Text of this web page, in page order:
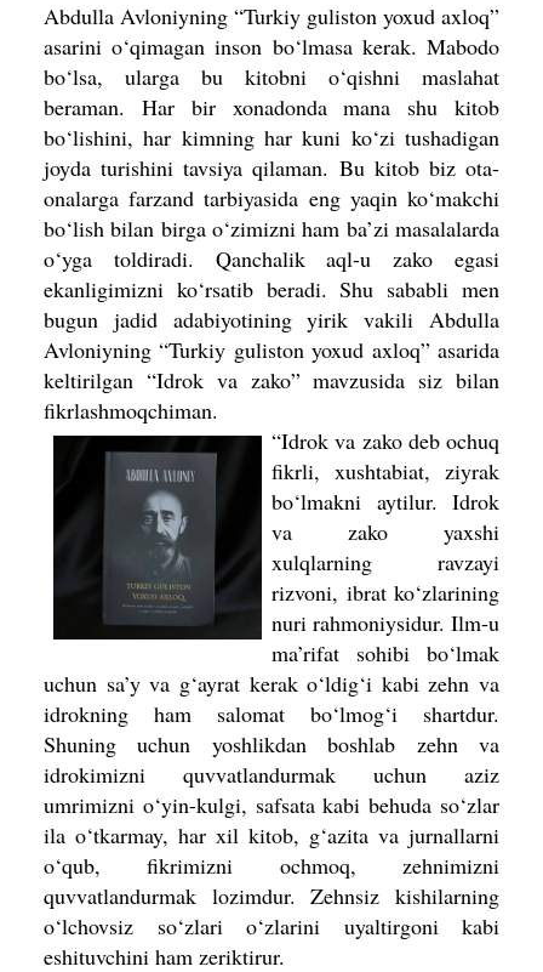
Abdulla Avloniyning “Turkiy guliston yoxud axloq”
asarini o‘qimagan inson bo‘lmasa kerak. Mabodo
bo‘lsa, ularga bu kitobni o‘qishni maslahat
beraman. Har bir xonadonda mana shu kitob
bo‘lishini, har kimning har kuni ko‘zi tushadigan
joyda turishini tavsiya qilaman. Bu kitob biz ota-
onalarga farzand tarbiyasida eng yaqin ko‘makchi
bo‘lish bilan birga o‘zimizni ham ba’zi masalalarda
o‘yga toldiradi. Qanchalik aql-u zako egasi
ekanligimizni ko‘rsatib beradi. Shu sababli men
bugun jadid adabiyotining yirik vakili Abdulla
Avloniyning “Turkiy guliston yoxud axloq” asarida
keltirilgan “Idrok va zako” mavzusida siz bilan
fikrlashmoqchiman.
“Idrok va zako deb ochuq
fikrli, xush­tabiat, ziyrak
bo‘lmakni aytilur. Idrok
va zako yaxshi
xulqlarning ravzayi
rizvoni, ibrat ko‘zlarining
nuri rahmoniysidur. Ilm-u
ma’rifat sohibi bo‘lmak
uchun sa’y va g‘ayrat kerak o‘ldig‘i kabi zehn va
idrokning ham salomat bo‘lmog‘i shartdur.
Shuning uchun yoshlikdan boshlab zehn va
idrokimizni quvvatlandurmak uchun aziz
umrimizni o‘yin-kulgi, safsata kabi behuda so‘zlar
ila o‘tkarmay, har xil kitob, g‘azita va jurnallarni
o‘qub, fikrimizni ochmoq, zehnimizni
quvvatlandurmak lozimdur. Zehnsiz kishilarning
o‘lchovsiz so‘zlari o‘zlarini uyaltirgoni kabi
eshituv­chini ham zeriktirur.